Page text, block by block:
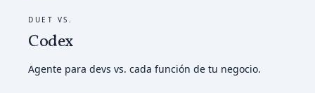
DUET VS.
Codex
Agente para devs vs. cada función de tu negocio.